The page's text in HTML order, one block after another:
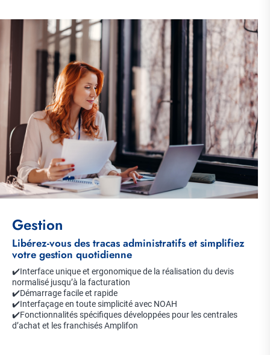
Gestion
Libérez-vous des tracas administratifs et simplifiez
votre gestion quotidienne
✔️Interface unique et ergonomique de la réalisation du devis
normalisé jusqu’à la facturation
✔️Démarrage facile et rapide
✔️Interfaçage en toute simplicité avec NOAH
✔️Fonctionnalités spécifiques développées pour les centrales
d’achat et les franchisés Amplifon